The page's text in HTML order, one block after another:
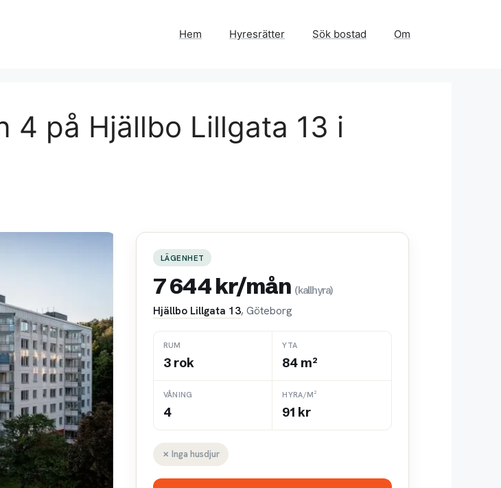
Hem Hyresrätter Sök bostad Om
4 på Hjällbo Lillgata 13 i
LÄGENHET
7 644 kr/mån (kallhyra)
Hjällbo Lillgata 13, Göteborg
RUM
3 rok
YTA
84 m²
VÅNING
4
HYRA/M²
91 kr
✗ Inga husdjur